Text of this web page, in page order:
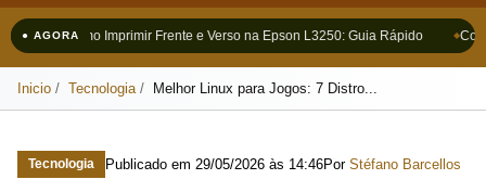
● AGORAComo Imprimir Frente e Verso na Epson L3250: Guia Rápido
Inicio Tecnologia Melhor Linux para Jogos: 7 Distro...
Tecnologia Publicado em 29/05/2026 às 14:46Por Stéfano Barcellos